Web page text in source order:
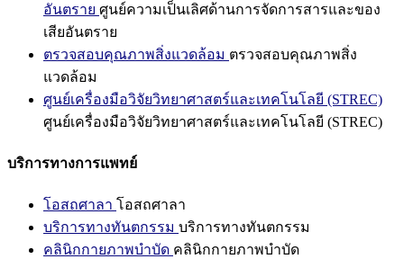
อันตราย ศูนย์ความเป็นเลิศด้านการจัดการสารและของ
เสียอันตราย
ตรวจสอบคุณภาพสิ่งแวดล้อม ตรวจสอบคุณภาพสิ่ง
แวดล้อม
ศูนย์เครื่องมือวิจัยวิทยาศาสตร์และเทคโนโลยี (STREC)
ศูนย์เครื่องมือวิจัยวิทยาศาสตร์และเทคโนโลยี (STREC)
บริการทางการแพทย์
โอสถศาลา โอสถศาลา
บริการทางทันตกรรม บริการทางทันตกรรม
คลินิกกายภาพบำบัด คลินิกกายภาพบำบัด